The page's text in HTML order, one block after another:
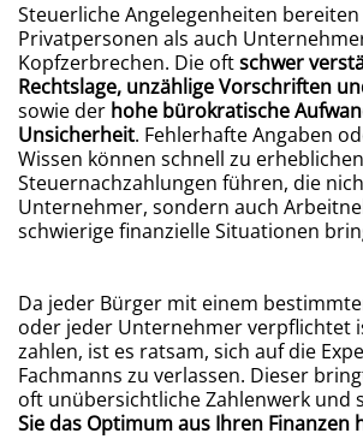
Steuerliche Angelegenheiten
Privatpersonen als auch
Kopfzerbrechen. Die oftschwer
Rechtslage, unzählige Vorschriften
sowie der hohe bürokratische
Unsicherheit. Fehlerhafte Angaben
Wissen können schnell zu erheblichen
Steuernachzahlungen führen, die
Unternehmer, sondern auch
schwierige finanzielle Situationen
Da jeder Bürger mit einem
oder jeder Unternehmer verpflichtet
zahlen, ist es ratsam, sich auf die
Fachmanns zu verlassen. Dieser
oft unübersichtliche Zahlenwerk und
Sie das Optimum aus Ihren Finanzen